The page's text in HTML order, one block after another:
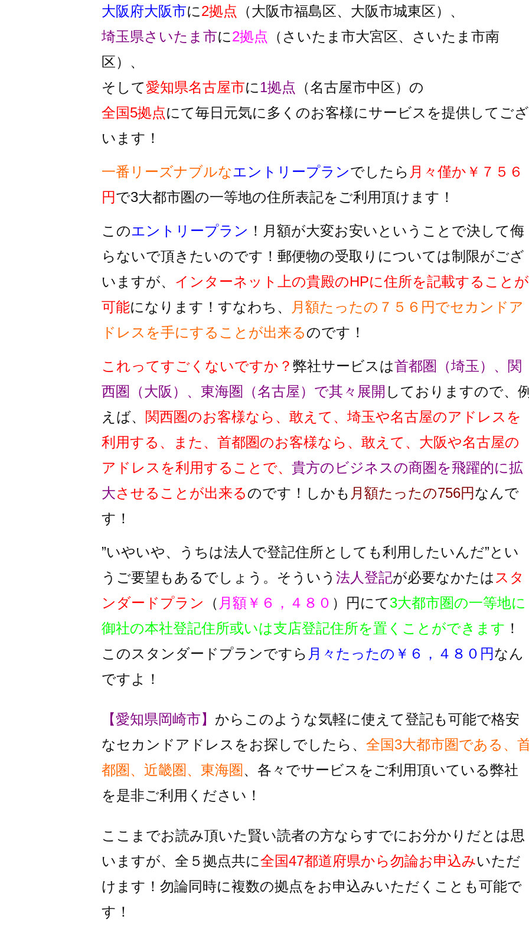
大阪府大阪市に2拠点 （大阪市福島区、大阪市城東区）、
埼玉県さいたま市に2拠点 （さいたま市大宮区、さいたま市南
区）、
そして愛知県名古屋市に1拠点 （名古屋市中区）の
全国5拠点にて毎日元気に多くのお客様にサービスを提供してござ
います！
一番リーズナブルなエントリープランでしたら 月々僅か￥７５６
円で3大都市圏の一等地の住所表記をご利用頂けます！
このエントリープラン ！月額が大変お安いということで決して侮
らないで頂きたいのです！郵便物の受取りについては制限がござ
いますが、 インターネット上の貴殿のHPに住所を記載することが
可能になります！すなわち、
月額たったの７５６円でセカンドア
ドレスを手にすることが出来るのです！
これってすごくないですか？ 弊社サービスは首都圏（埼玉）、関
西圏（大阪）、東海圏（名古屋）で其々展開 しておりますので、例
えば、 関西圏のお客様なら、敢えて、埼玉や名古屋のアドレスを
利用する、また、首都圏のお客様なら、敢えて、大阪や名古屋の
アドレスを利用することで、 貴方のビジネスの商圏を飛躍的に拡
大させることが出来るのです！しかも 月額たったの756円なんで
す！
”いやいや、うちは法人で登記住所としても利用したいんだ”とい
うご要望もあるでしょう。そういう 法人登記が必要なかたは スタ
ンダードプラン
（ 月額￥６，４８０ ）円にて3大都市圏の一等地に
御社の本社登記住所或いは支店登記住所を置くことができます ！
このスタンダードプランですら 月々たったの￥６，４８０円なん
ですよ！
【愛知県岡崎市】 からこのような気軽に使えて登記も可能で格安
なセカンドアドレスをお探しでしたら、 全国3大都市圏である、
都圏、近畿圏、東海圏 、各々でサービスをご利用頂いている弊社
を是非ご利用ください！
ここまでお読み頂いた賢い読者の方ならすでにお分かりだとは思
いますが、全５拠点共に全国47都道府県から勿論お申込みいただ
けます！ 勿論同時に複数の拠点をお申込みいただくことも可能で
す！